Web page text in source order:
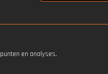
en analyses.